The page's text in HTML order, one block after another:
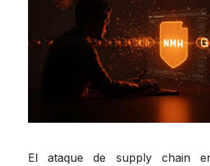
El ataque de supply chain